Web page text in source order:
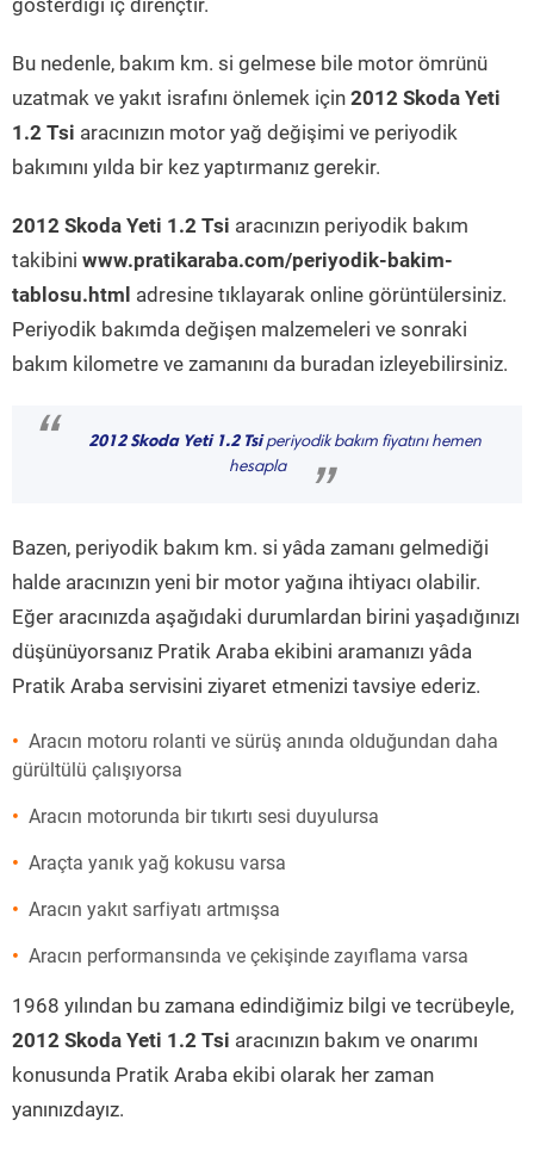
gösterdiği iç dirençtir.
Bu nedenle, bakım km. si gelmese bile motor ömrünü
uzatmak ve yakıt israfını önlemek için 2012 Skoda Yeti
1.2 Tsi aracınızın motor yağ değişimi ve periyodik
bakımını yılda bir kez yaptırmanız gerekir.
2012 Skoda Yeti 1.2 Tsi aracınızın periyodik bakım
takibini www.pratikaraba.com/periyodik-bakim-
tablosu.html adresine tıklayarak online görüntülersiniz.
Periyodik bakımda değişen malzemeleri ve sonraki
bakım kilometre ve zamanını da buradan izleyebilirsiniz.
“ 2012 Skoda Yeti 1.2 Tsiperiyodik bakım fiyatını hemen
hesapla
”
Bazen, periyodik bakım km. si yâda zamanı gelmediği
halde aracınızın yeni bir motor yağına ihtiyacı olabilir.
Eğer aracınızda aşağıdaki durumlardan birini yaşadığınızı
düşünüyorsanız Pratik Araba ekibini aramanızı yâda
Pratik Araba servisini ziyaret etmenizi tavsiye ederiz.
Aracın motoru rolanti ve sürüş anında olduğundan daha
gürültülü çalışıyorsa
Aracın motorunda bir tıkırtı sesi duyulursa
Araçta yanık yağ kokusu varsa
Aracın yakıt sarfiyatı artmışsa
Aracın performansında ve çekişinde zayıflama varsa
1968 yılından bu zamana edindiğimiz bilgi ve tecrübeyle,
2012 Skoda Yeti 1.2 Tsi aracınızın bakım ve onarımı
konusunda Pratik Araba ekibi olarak her zaman
yanınızdayız.